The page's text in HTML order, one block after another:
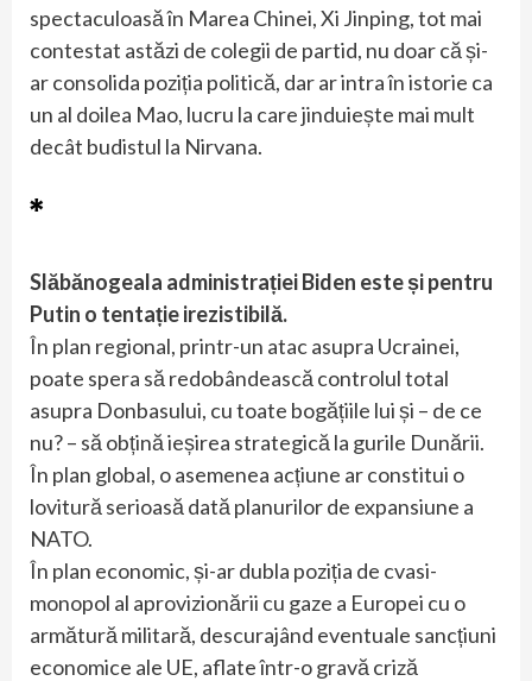
spectaculoasă în Marea Chinei, Xi Jinping, tot mai
contestat astăzi de colegii de partid, nu doar că și-
ar consolida poziția politică, dar ar intra în istorie ca
un al doilea Mao, lucru la care jinduiește mai mult
decât budistul la Nirvana.
*
Slăbănogeala administrației Biden este și pentru
Putin o tentație irezistibilă.
În plan regional, printr-un atac asupra Ucrainei,
poate spera să redobândească controlul total
asupra Donbasului, cu toate bogățiile lui și – de ce
nu? – să obțină ieșirea strategică la gurile Dunării.
În plan global, o asemenea acțiune ar constitui o
lovitură serioasă dată planurilor de expansiune a
NATO.
În plan economic, și-ar dubla poziția de cvasi-
monopol al aprovizionării cu gaze a Europei cu o
armătură militară, descurajând eventuale sancțiuni
economice ale UE, aflate într-o gravă criză